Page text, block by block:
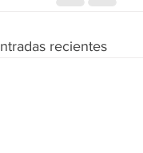
recientes